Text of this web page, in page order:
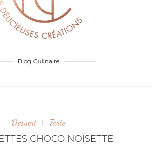
Blog Culinaire
Dessert
Tarte
CHOCO NOISETTE